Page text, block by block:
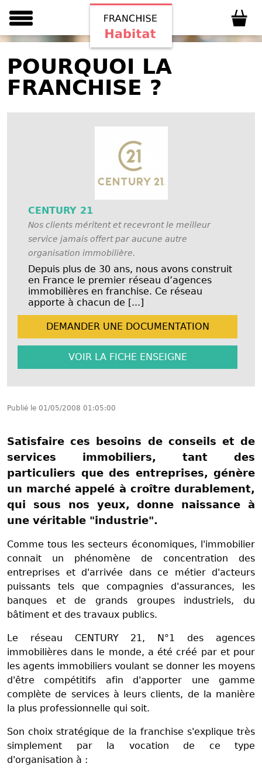
POURQUOI LA
FRANCHISE ?
CENTURY 21
Nos clients méritent et recevront le meilleur
service jamais offert par aucune autre
organisation immobilière.
Depuis plus de 30 ans, nous avons construit
en France le premier réseau d’agences
immobilières en franchise. Ce réseau
apporte à chacun de [...]
DEMANDER UNE DOCUMENTATION
VOIR LA FICHE ENSEIGNE
Publié le 01/05/2008 01:05:00
Satisfaire ces besoins de conseils et de
services immobiliers, tant des
particuliers que des entreprises, génère
un marché appelé à croître durablement,
qui sous nos yeux, donne naissance à
une véritable "industrie".
Comme tous les secteurs économiques, l'immobilier
connait un phénomène de concentration des
entreprises et d'arrivée dans ce métier d'acteurs
puissants tels que compagnies d'assurances, les
banques et de grands groupes industriels, du
bâtiment et des travaux publics.
Le réseau CENTURY 21, N°1 des agences
immobilières dans le monde, a été créé par et pour
les agents immobiliers voulant se donner les moyens
d'être compétitifs afin d'apporter une gamme
complète de services à leurs clients, de la manière
la plus professionnelle qui soit.
Son choix stratégique de la franchise s'explique très
simplement par la vocation de ce type
d'organisation à :